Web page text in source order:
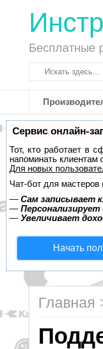
Бесплатные
Сервис онлайн-
Тот, кто работает в
напоминать
Для новых
Чат-бот для мастеров
— Сам записывает
—
— Увеличивает
Начать
Главная